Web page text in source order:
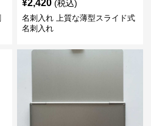
¥2,420 (税込)
名刺入れ 上質な薄型スライド式
名刺入れ